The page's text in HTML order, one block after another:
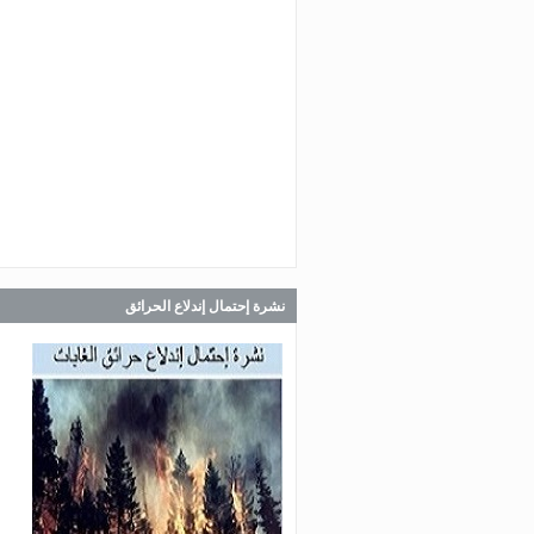
اللبناني البيان الآتي:
Jul 28, 2026
صدر عن دائرة الإعلام والعلاقات
في المديرية العامة للدفاع المدني
اللبناني البيان الآتي:
نشرة إحتمال إندلاع الحرائق